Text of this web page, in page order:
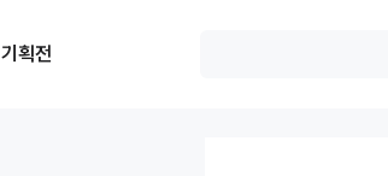
기획전